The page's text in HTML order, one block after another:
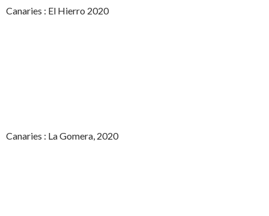
Canaries : El Hierro 2020
Canaries : La Gomera, 2020